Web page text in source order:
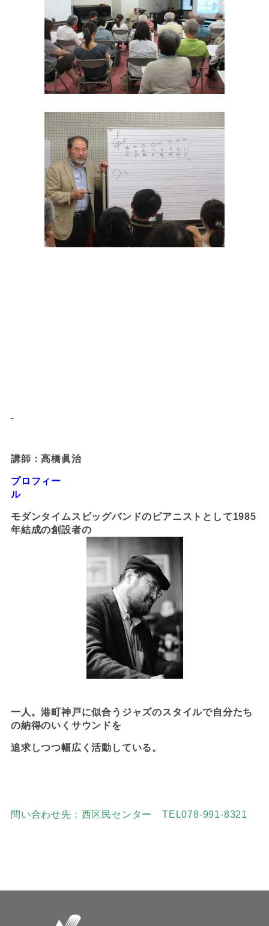
講師：高橋眞治
プロフィー
ル
モダンタイムスビッグバンドのピアニストとして1985
年結成の創設者の
一人。港町神戸に似合う ジャズのスタイルで自分たち
の納得のいくサウンドを
追求しつつ幅広く活動している。
問い合わせ先：西区民センター TEL078-991-8321